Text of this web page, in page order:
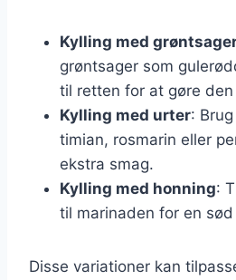
Kylling med
grøntsager som
til retten for at gøre
Kylling med urter:
timian, rosmarin eller
ekstra smag.
Kylling med honning:
til marinaden for en
Disse variationer kan